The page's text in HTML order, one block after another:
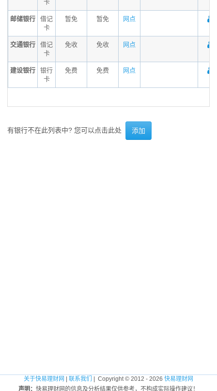
卡
邮储银行
借记
卡
暂免 暂免 网点
交通银行
借记
卡
免收 免收 网点
建设银行
银行
卡
免费 免费 网点
有银行不在此列表中? 您可以点击此处 添加
关于快易理财网 联系我们 | Copyright © 2012 - 2026 快易理财网
声明： 快易理财网的信息及分析结果仅供参考，不构成实际操作建议！